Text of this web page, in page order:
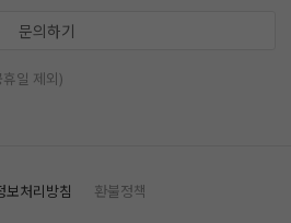
문의하기
일 제외)
보처리방침
환불정책